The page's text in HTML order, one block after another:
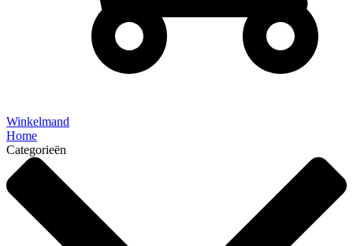
Winkelmand
Home
Categorieën